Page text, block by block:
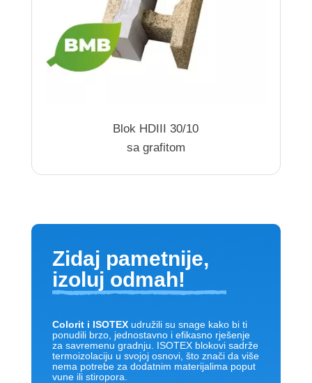
Blok HDIII 30/10
sa grafitom
Zidaj pametnije,
izoluj odmah!
Colorit i ISOTEX udružili su snage kako bi ti
ponudili brzo, jednostavno i efikasno rješenje
za savremenu gradnju. ISOTEX blokovi sadrže
termoizolaciju u svojoj osnovi, što znači da više
nema potrebe za dodatnim materijalima poput
vune ili stiropora.